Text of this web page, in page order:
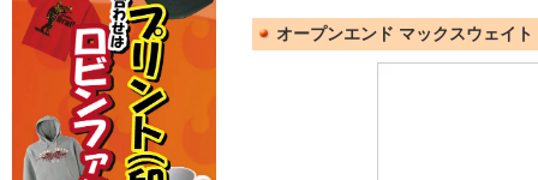
オープンエンド マックスウェイ